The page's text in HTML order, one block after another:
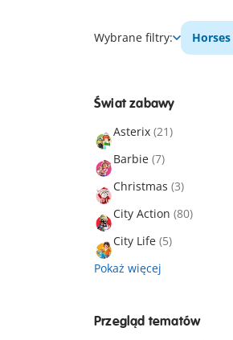
Wybrane filtry:
Świat zabawy
Asterix (21)
Barbie (7)
Christmas (3)
City Action (80)
City Life (5)
Pokaż więcej
Przegląd tematów